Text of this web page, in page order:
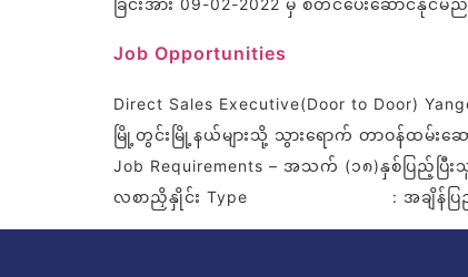
ခြင်းအား 09-02-2022 မှ စတင်ပေးဆောင်နိုင်မ
Job Opportunities
Direct Sales Executive(Door to Door)
မြို့တွင်းမြို့နယ်များသို့ သွားရောက် တာဝန်ထမ်းဆ
Job Requirements – အသက် (၁၈)နှစ်ပြည့်ပြီး
လစာညှိနှိုင်း Type : အချိန်ပြည့်